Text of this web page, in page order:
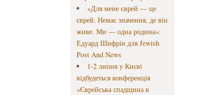
«Для мене єврей — це
єврей. Немає значення, де він
живе. Ми — одна родина»:
Едуард Шифрін для Jewish
Post And News
1-2 липня у Києві
відбудеться конференція
«Єврейська спадщина в